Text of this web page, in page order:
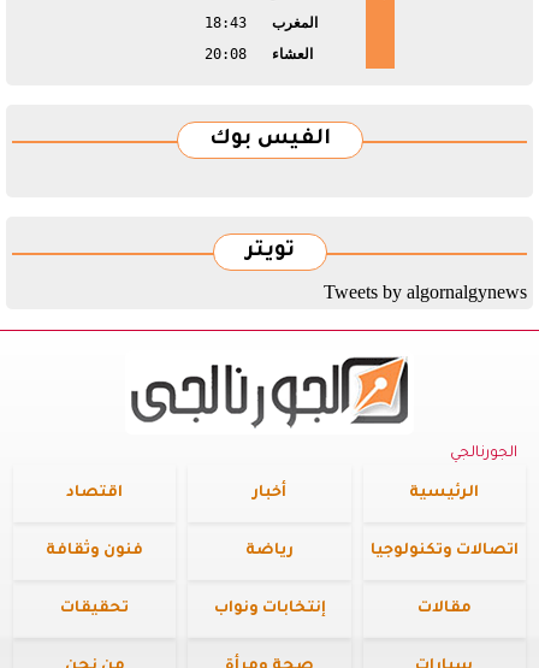
المغرب
18:43
العشاء
20:08
الفيس بوك
تويتر
Tweets by algornalgynews
الجورنالجي
الرئيسية أخبار اقتصاد
اتصالات وتكنولوجيا رياضة فنون وثقافة
مقالات إنتخابات ونواب تحقيقات